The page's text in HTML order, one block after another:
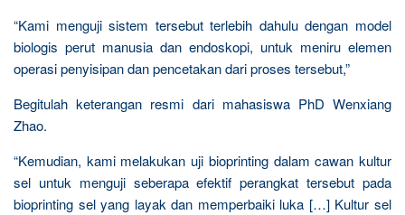
“Kami menguji sistem tersebut terlebih dahulu dengan model
biologis perut manusia dan endoskopi, untuk meniru elemen
operasi penyisipan dan pencetakan dari proses tersebut,”
Begitulah keterangan resmi dari mahasiswa PhD Wenxiang
Zhao.
“Kemudian, kami melakukan uji bioprinting dalam cawan kultur
sel untuk menguji seberapa efektif perangkat tersebut pada
bioprinting sel yang layak dan memperbaiki luka […] Kultur sel